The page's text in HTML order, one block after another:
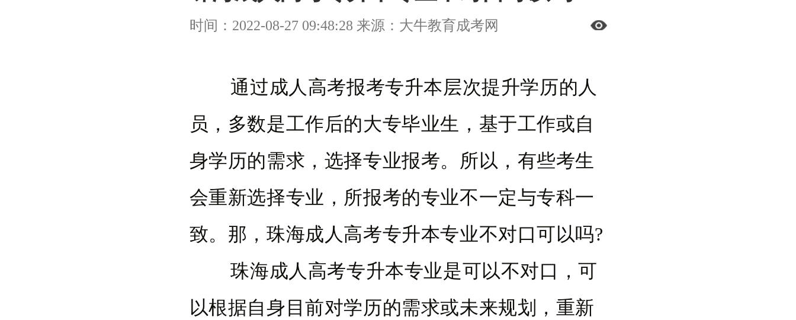
时间：2022-08-27 09:48:28 来源：大牛教育成考网
通过成人高考报考专升本层次提升学历的人
员，多数是工作后的大专毕业生，基于工作或自
身学历的需求，选择专业报考。所以，有些考生
会重新选择专业，所报考的专业不一定与专科一
致。那，珠海成人高考专升本专业不对口可以吗?
珠海成人高考专升本专业是可以不对口，可
以根据自身目前对学历的需求或未来规划，重新